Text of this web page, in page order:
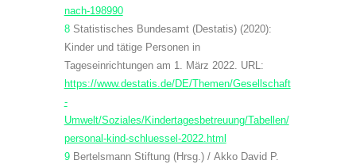
nach-198990
8Statistisches Bundesamt (Destatis) (2020):
Kinder und tätige Personen in
Tageseinrichtungen am 1. März 2022. URL:
https://www.destatis.de/DE/Themen/Gesellschaft
-
Umwelt/Soziales/Kindertagesbetreuung/Tabellen/
personal-kind-schluessel-2022.html
9Bertelsmann Stiftung (Hrsg.) / Akko David P.